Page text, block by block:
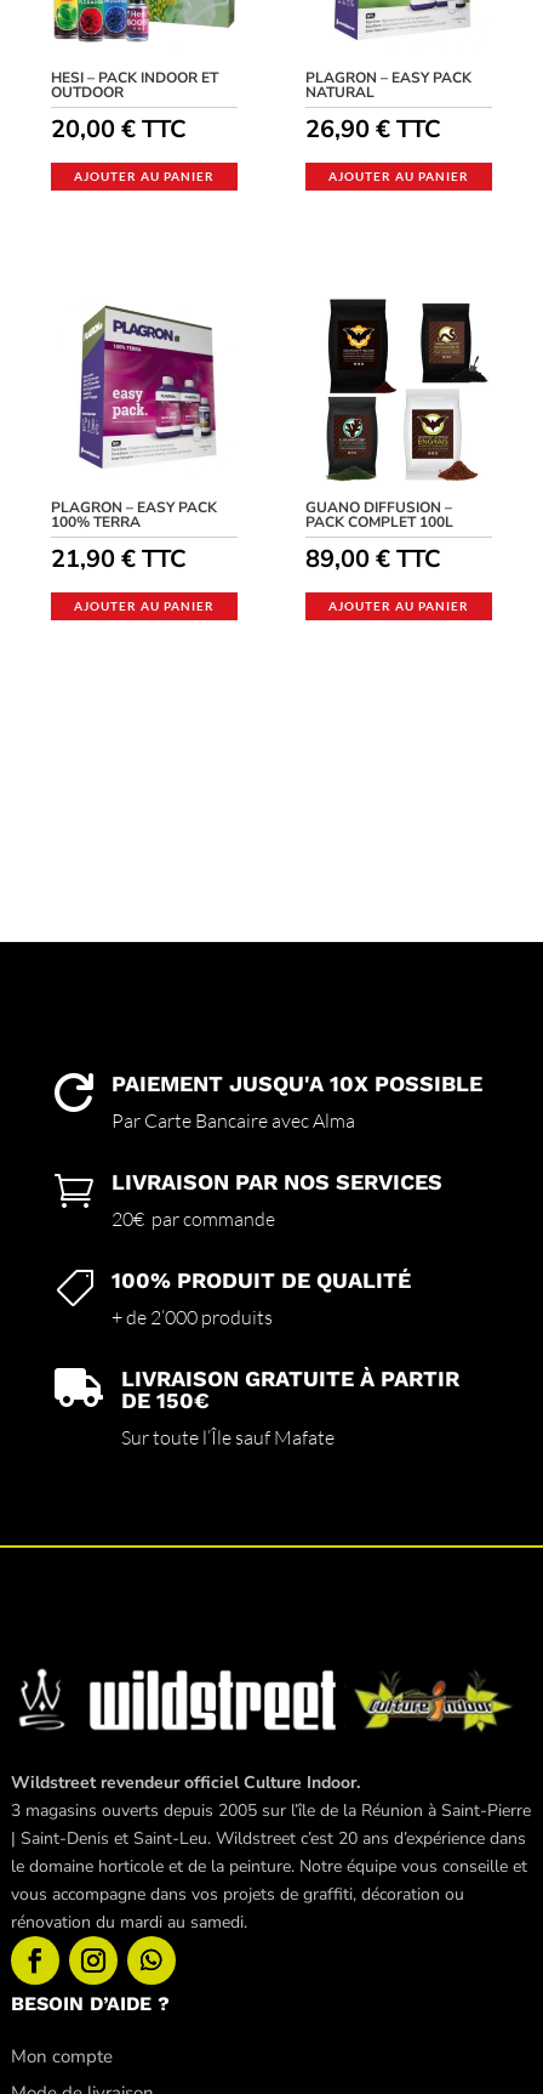
HESI – PACK INDOOR ET
OUTDOOR
20,00€ TTC
AJOUTER AU PANIER
PLAGRON – EASY PACK
NATURAL
26,90€TTC
AJOUTER AU PANIER
PLAGRON – EASY PACK
100% TERRA
21,90€ TTC
AJOUTER AU PANIER
GUANO DIFFUSION –
PACK COMPLET 100L
89,00€TTC
AJOUTER AU PANIER
 PAIEMENT JUSQU'A 10X POSSIBLE
Par Carte Bancaire avec Alma
 LIVRAISON PAR NOS SERVICES
20€ par commande
 100% PRODUIT DE QUALITÉ
+ de 2’000 produits

LIVRAISON GRATUITE À PARTIR
DE 150€
Sur toute l’Île sauf Mafate
Wildstreet revendeur officiel Culture Indoor.
3 magasins ouverts depuis 2005 sur l’île de la Réunion à Saint-Pierre
| Saint-Denis et Saint-Leu. Wildstreet c’est 20 ans d’expérience dans
le domaine horticole et de la peinture. Notre équipe vous conseille et
vous accompagne dans vos projets de graffiti, décoration ou
rénovation du mardi au samedi.
BESOIN D’AIDE ?
Mon compte